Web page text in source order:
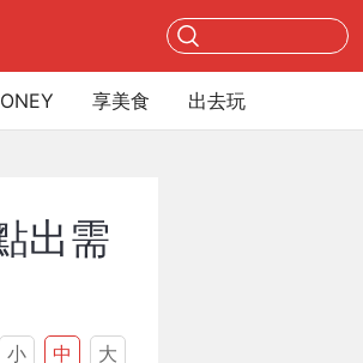
享美食 出去玩
出需
小 中 大